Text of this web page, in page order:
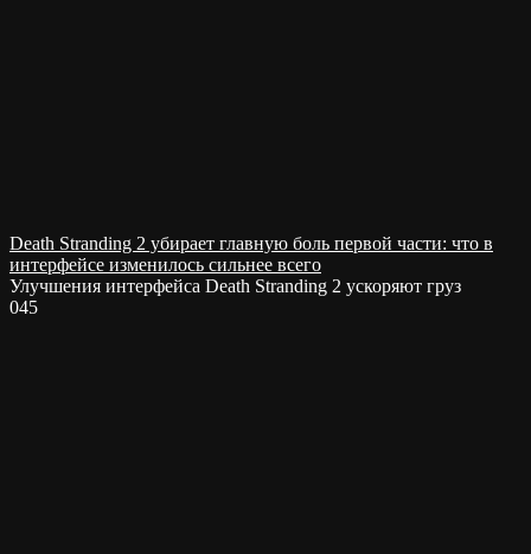
Death Stranding 2 убирает главную боль первой части: что в
интерфейсе изменилось сильнее всего
Улучшения интерфейса Death Stranding 2 ускоряют груз
045